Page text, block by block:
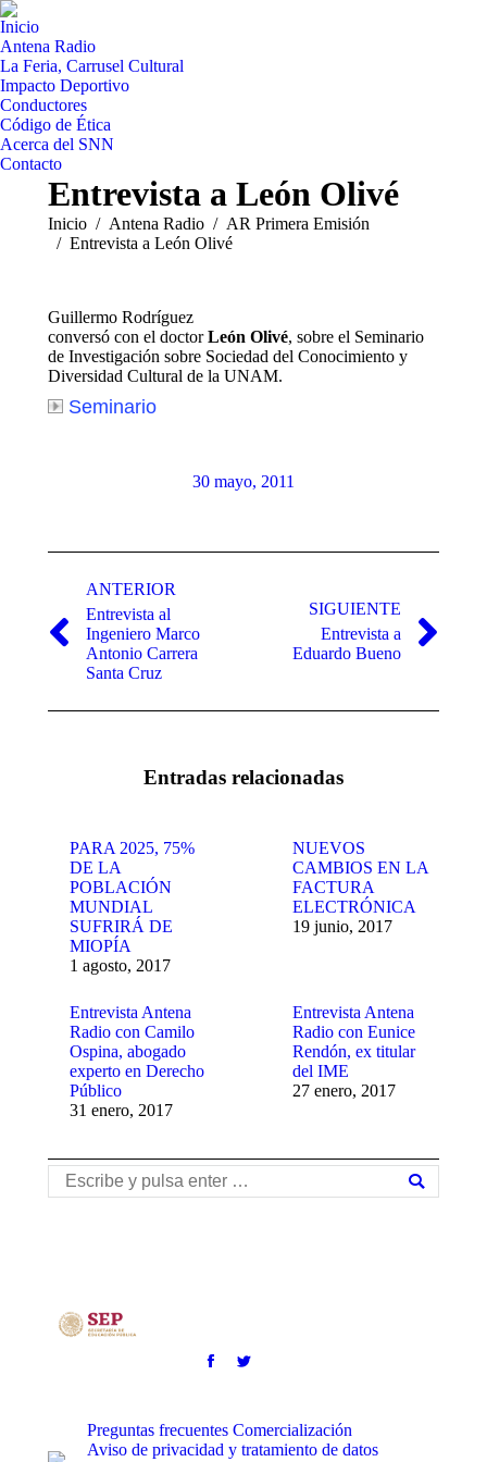
Inicio
Antena Radio
La Feria, Carrusel Cultural
Impacto Deportivo
Conductores
Código de Ética
Acerca del SNN
Contacto
Entrevista a León Olivé
Estás aquí:
Inicio Antena Radio
AR Primera Emisión
Entrevista a León Olivé
Guillermo Rodríguez
conversó con el doctorLeón Olivé, sobre el Seminario
de Investigación sobre Sociedad del Conocimiento y
Diversidad Cultural de la UNAM.
Seminario
30 mayo, 2011
entre
publicaciones
ANTERIOR
Publicación
anterior:
Entrevista al
Ingeniero Marco
Antonio Carrera
Santa Cruz
SIGUIENTE
Publicación
siguiente:
Entrevista a
Eduardo Bueno
Entradas relacionadas
PARA 2025, 75%
DE LA
POBLACIÓN
MUNDIAL
SUFRIRÁ DE
MIOPÍA
1 agosto, 2017
NUEVOS
CAMBIOS EN LA
FACTURA
ELECTRÓNICA
19 junio, 2017
Entrevista Antena
Radio con Camilo
Ospina, abogado
experto en Derecho
Público
31 enero, 2017
Entrevista Antena
Radio con Eunice
Rendón, ex titular
del IME
27 enero, 2017
Buscar:
Preguntas frecuentes Comercialización
Aviso de privacidad y tratamiento de datos